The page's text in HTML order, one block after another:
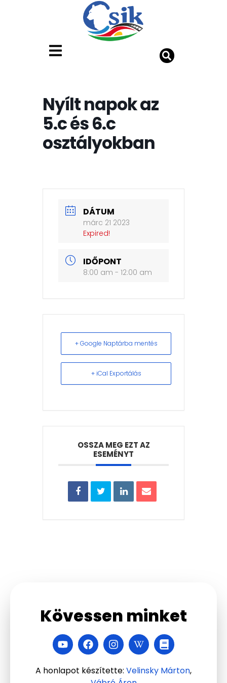
Nyílt napok az
5.c és 6.c
osztályokban
DÁTUM
márc 21 2023
Expired!
IDŐPONT
8:00 am - 12:00 am
+ Google Naptárba mentés
+ iCal Exportálás
OSSZA MEG EZT AZ
ESEMÉNYT
Kövessen minket
A honlapot készítette: Velinsky Márton,